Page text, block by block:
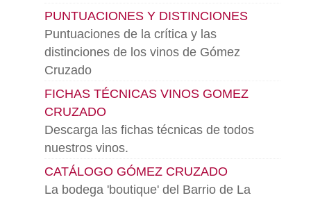
PUNTUACIONES Y DISTINCIONES
Puntuaciones de la crítica y las
distinciones de los vinos de Gómez
Cruzado
FICHAS TÉCNICAS VINOS GOMEZ
CRUZADO
Descarga las fichas técnicas de todos
nuestros vinos.
CATÁLOGO GÓMEZ CRUZADO
La bodega 'boutique' del Barrio de La